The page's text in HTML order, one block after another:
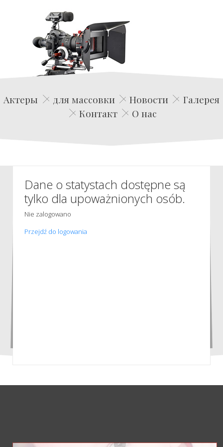
Edwin Film Agencja Aktorska
Актеры для массовки Новости
Галерея
Контакт
О нас
Dane o statystach dostępne są
tylko dla upoważnionych osób.
Nie zalogowano
Przejdź do logowania